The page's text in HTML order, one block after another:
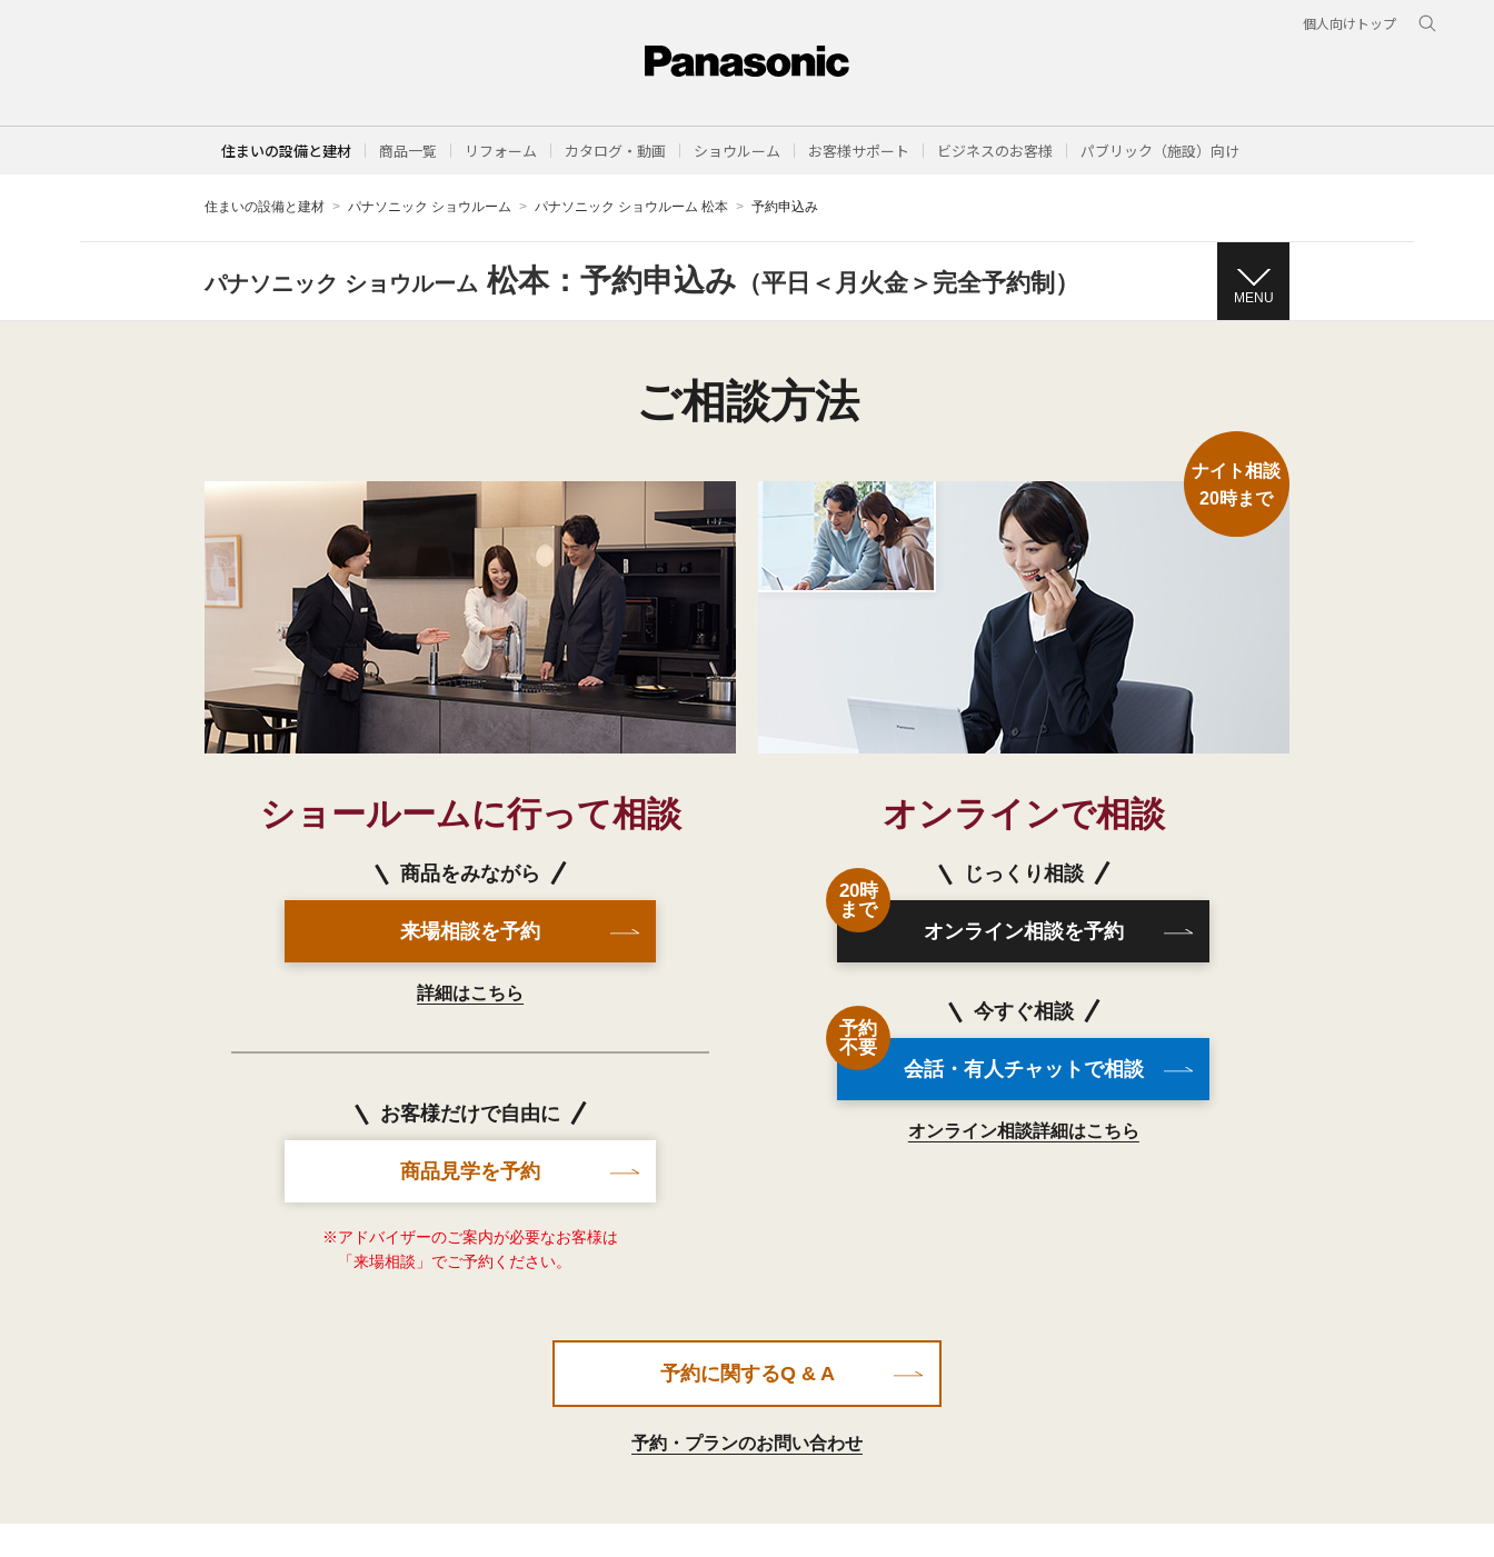
個人向けトップ
住まいの設備と建材 商品一覧 リフォーム カタログ・動画 ショウルーム お客様サポート ビジネスのお客様 パブリック（施設）向け
住まいの設備と建材 パナソニック ショウルーム パナソニック ショウルーム 松本 予約申込み
パナソニック ショウルーム 松本：予約申込み （平日＜月火金＞完全予約制）
MENU
ご相談方法
ショールームに行って相談
商品をみながら
来場相談を予約
詳細はこちら
お客様だけで自由に
商品見学を予約
※アドバイザーのご案内が必要なお客様は
「来場相談」でご予約ください。
ナイト相談
20時まで
オンラインで相談
じっくり相談
20時
まで
オンライン相談を予約
今すぐ相談
予約
不要
会話・有人チャットで相談
オンライン相談詳細はこちら
予約に関するQ & A
予約・プランのお問い合わせ